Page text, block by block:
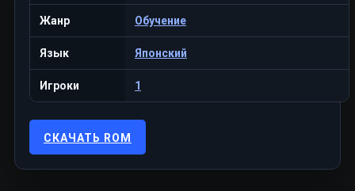
Жанр Обучение
Язык Японский
Игроки 1
СКАЧАТЬ ROM